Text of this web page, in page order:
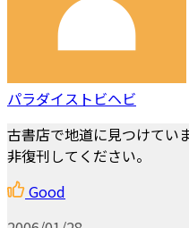
パラダイストビヘビ
古書店で地道に見つけてい
非復刊してください。
Good